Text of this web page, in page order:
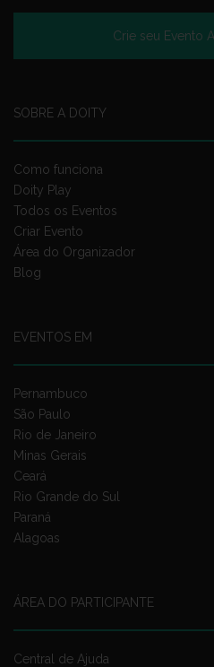
Crie seu Evento
SOBRE A DOITY
Como funciona
Doity Play
Todos os Eventos
Criar Evento
Área do Organizador
Blog
EVENTOS EM
Pernambuco
São Paulo
Rio de Janeiro
Minas Gerais
Ceará
Rio Grande do Sul
Paraná
Alagoas
ÁREA DO PARTICIPANTE
Central de Ajuda